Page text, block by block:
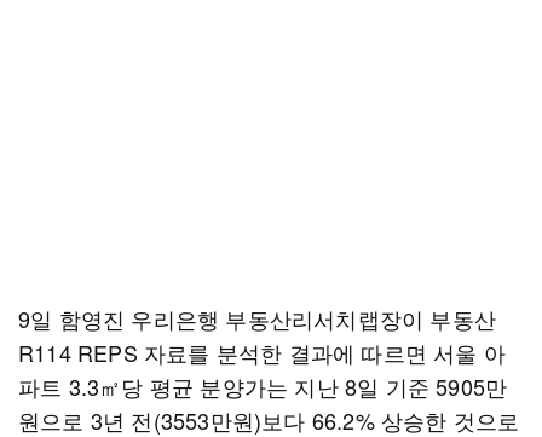
9일 함영진 우리은행 부동산리서치랩장이 부동산
R114 REPS 자료를 분석한 결과에 따르면 서울 아
파트 3.3㎡당 평균 분양가는 지난 8일 기준 5905만
원으로 3년 전(3553만원)보다 66.2% 상승한 것으로